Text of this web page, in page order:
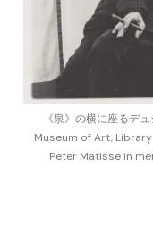
《泉》の横に座るデ
Museum of Art,
Peter Matisse in